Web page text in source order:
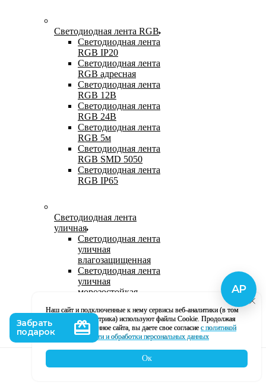
Светодиодная лента RGB
Светодиодная лента
RGB IP20
Светодиодная лента
RGB адресная
Светодиодная лента
RGB 12В
Светодиодная лента
RGB 24В
Светодиодная лента
RGB 5м
Светодиодная лента
RGB SMD 5050
Светодиодная лента
RGB IP65
Светодиодная лента
уличная
Светодиодная лента
уличная
влагозащищенная
Светодиодная лента
уличная
морозостойкая
светодиодная лента
220В
Светодиодная лента
уличная в силиконе
Наш сайт и подключенные к нему сервисы веб-аналитики (в том
числе, Яндекс Метрика) используют файлы Cookie. Продолжая
использование данное сайта, вы даете свое согласие с политикой
кофиденциальности и обработки персональных данных
Ок